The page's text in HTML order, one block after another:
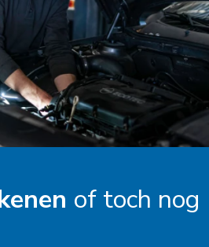
of toch nog